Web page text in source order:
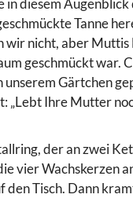
in diesem
Tanne
nicht, aber Muttis
geschmückt war.
unserem Gärtchen
Ihre Mutter
der an zwei
vier Wachskerzen
den Tisch. Dann